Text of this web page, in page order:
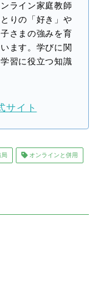
ライン家庭教師
りの「好き」や
さまの強みを育
ます。学びに関
習に役立つ知識
サイト
局 オンラインと併用